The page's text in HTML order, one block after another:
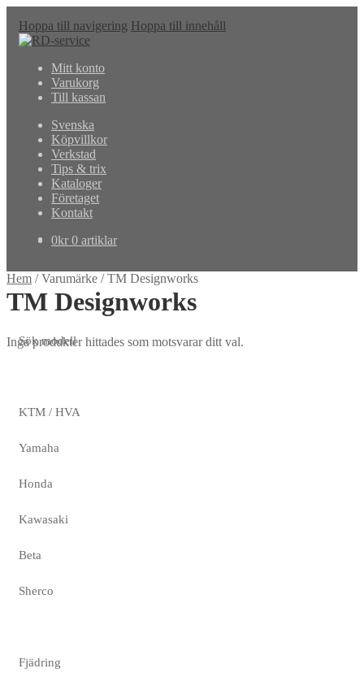
Hoppa till navigering Hoppa till innehåll
Mitt konto
Varukorg
Till kassan
Svenska
Köpvillkor
Verkstad
Tips & trix
Kataloger
Företaget
Kontakt
0kr 0 artiklar
Hem /Varumärke /TM Designworks
TM Designworks
Inga produkter hittades som motsvarar ditt val.
Sök modell
KTM / HVA
Yamaha
Honda
Kawasaki
Beta
Sherco
Fjädring